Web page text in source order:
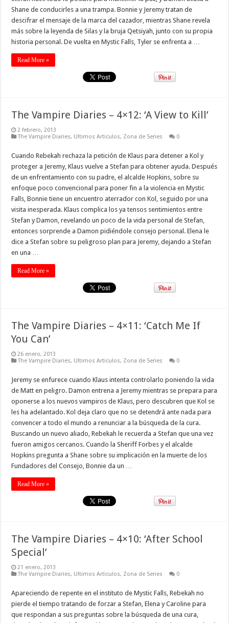
Shane de conducirles a una trampa. Bonnie y Jeremy tratan de
descifrar el mensaje de la marca del cazador, mientras Shane revela
más sobre la leyenda de Silas y la bruja Qetsiyah, junto con su propia
historia personal. De vuelta en Mystic Falls, Tyler se enfrenta a …
Read More »
The Vampire Diaries – 4×12: ‘A View to Kill’
2 febrero, 2013
The Vampire Diaries, Ultimos Articulos, Zona de Series 0
Cuando Rebekah rechaza la petición de Klaus para detener a Kol y
proteger a Jeremy, Klaus vuelve a Stefan para obtener ayuda. Después
de un enfrentamiento con su padre, el alcalde Hopkins, sobre su
enfoque poco convencional para poner fin a la violencia en Mystic
Falls, Bonnie tiene un encuentro aterrador con Kol, seguido por una
visita inesperada. Klaus complica los ya tensos sentimientos entre
Stefan y Damon, revelando un poco de la vida personal de Stefan,
entonces sorprende a Damon pidiéndole consejo personal. Elena le
dice a Stefan sobre su peligroso plan para Jeremy, dejando a Stefan
en una …
Read More »
The Vampire Diaries – 4×11: ‘Catch Me If
You Can’
26 enero, 2013
The Vampire Diaries, Ultimos Articulos, Zona de Series 0
Jeremy se enfurece cuando Klaus intenta controlarlo poniendo la vida
de Matt en peligro. Damon entrena a Jeremy mientras se prepara para
oponerse a los nuevos vampiros de Klaus, pero descubren que Kol se
les ha adelantado. Kol deja claro que no se detendrá ante nada para
convencer a todo el mundo a renunciar a la búsqueda de la cura.
Buscando un nuevo aliado, Rebekah le recuerda a Stefan que una vez
fueron amigos cercanos. Cuando la Sheriff Forbes y el alcalde
Hopkins pregunta a Shane sobre su implicación en la muerte de los
Fundadores del Consejo, Bonnie da un …
Read More »
The Vampire Diaries – 4×10: ‘After School
Special’
21 enero, 2013
The Vampire Diaries, Ultimos Articulos, Zona de Series 0
Apareciendo de repente en el instituto de Mystic Falls, Rebekah no
pierde el tiempo tratando de forzar a Stefan, Elena y Caroline para
que respondan a sus preguntas sobre la búsqueda de una cura,